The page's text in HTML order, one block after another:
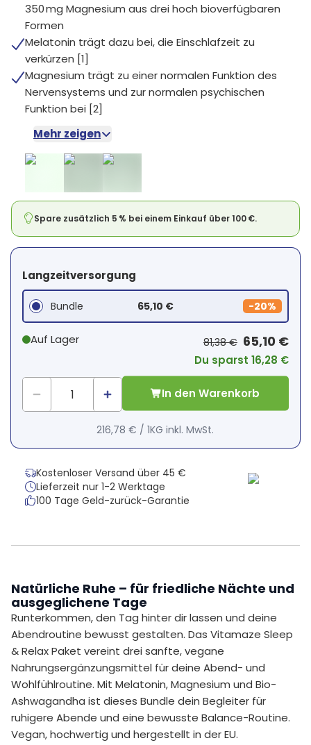
350 mg Magnesium aus drei hoch bioverfügbaren
Formen
Melatonin trägt dazu bei, die Einschlafzeit zu
verkürzen [1]
Magnesium trägt zu einer normalen Funktion des
Nervensystems und zur normalen psychischen
Funktion bei [2]
Mehr zeigen
Spare zusätzlich 5 % bei einem Einkauf über 100 €.
Langzeitversorgung
Bundle 65,10 € -20%
Auf Lager 81,38 € 65,10 €
Du sparst 16,28 €
In den Warenkorb
216,78 € /1KG inkl. MwSt.
Kostenloser Versand über 45 €
Lieferzeit nur 1-2 Werktage
100 Tage Geld-zurück-Garantie
Natürliche Ruhe – für friedliche Nächte und
ausgeglichene Tage
Runterkommen, den Tag hinter dir lassen und deine
Abendroutine bewusst gestalten. Das Vitamaze Sleep
& Relax Paket vereint drei sanfte, vegane
Nahrungsergänzungsmittel für deine Abend- und
Wohlfühlroutine. Mit Melatonin, Magnesium und Bio-
Ashwagandha ist dieses Bundle dein Begleiter für
ruhigere Abende und eine bewusste Balance-Routine.
Vegan, hochwertig und hergestellt in der EU.